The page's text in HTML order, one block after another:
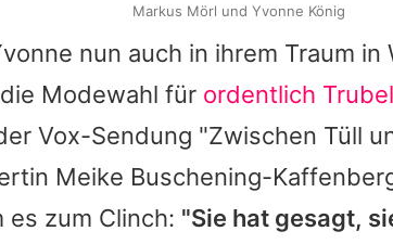
nun auch in ihrem Traum in
Modewahl für ordentlich Trubel
Vox-Sendung "Zwischen Tüll
Meike Buschening-
es zum Clinch: "Sie hat gesagt,
Markus Mörl und Yvonne König